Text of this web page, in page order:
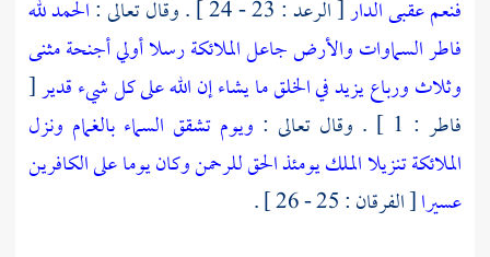
فنعم عقبى الدار[ الرعد : 23 - 24 ] . وقال تعالى :
الحمد لله
فاطر السماوات والأرض جاعل الملائكة رسلا أولي أجنحة مثنى
وثلاث ورباع يزيد في الخلق ما يشاء إن الله على كل شيء قدير[
فاطر : 1 ] . وقال تعالى :
ويوم تشقق السماء بالغمام ونزل
الملائكة تنزيلا الملك يومئذ الحق للرحمن وكان يوما على الكافرين
عسيرا[ الفرقان : 25 - 26 ] .